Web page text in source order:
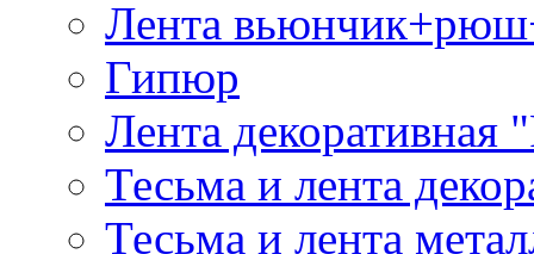
Лента
Гипюр
Лента декоративная
Тесьма и лента
Тесьма и лента